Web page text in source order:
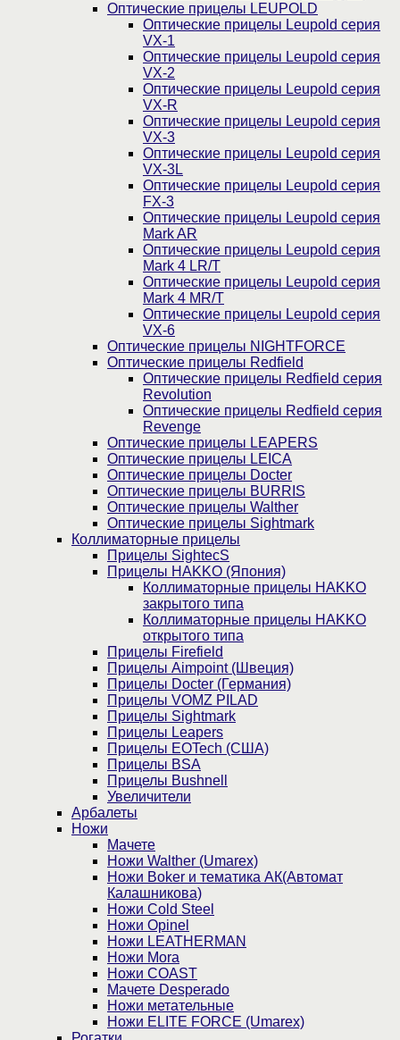
Оптические прицелы LEUPOLD
Оптические прицелы Leupold серия
VX-1
Оптические прицелы Leupold серия
VX-2
Оптические прицелы Leupold серия
VX-R
Оптические прицелы Leupold серия
VX-3
Оптические прицелы Leupold серия
VX-3L
Оптические прицелы Leupold серия
FX-3
Оптические прицелы Leupold серия
Mark AR
Оптические прицелы Leupold серия
Mark 4 LR/T
Оптические прицелы Leupold серия
Mark 4 MR/T
Оптические прицелы Leupold серия
VX-6
Оптические прицелы NIGHTFORCE
Оптические прицелы Redfield
Оптические прицелы Redfield серия
Revolution
Оптические прицелы Redfield серия
Revenge
Оптические прицелы LEAPERS
Оптические прицелы LEICA
Оптические прицелы Docter
Оптические прицелы BURRIS
Оптические прицелы Walther
Оптические прицелы Sightmark
Коллиматорные прицелы
Прицелы SightecS
Прицелы HAKKO (Япония)
Коллиматорные прицелы HAKKO
закрытого типа
Коллиматорные прицелы HAKKO
открытого типа
Прицелы Firefield
Прицелы Aimpoint (Швеция)
Прицелы Docter (Германия)
Прицелы VOMZ PILAD
Прицелы Sightmark
Прицелы Leapers
Прицелы EOTech (США)
Прицелы BSA
Прицелы Bushnell
Увеличители
Арбалеты
Ножи
Мачете
Ножи Walther (Umarex)
Ножи Boker и тематика АК(Автомат
Калашникова)
Ножи Cold Steel
Ножи Opinel
Ножи LEATHERMAN
Ножи Mora
Ножи COAST
Мачете Desperado
Ножи метательные
Ножи ELITE FORCE (Umarex)